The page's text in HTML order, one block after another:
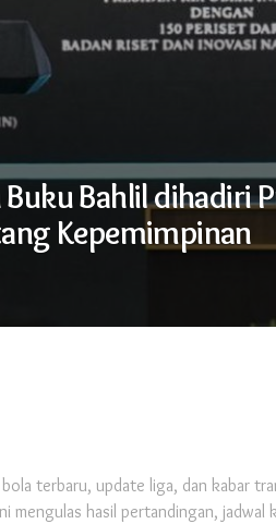
Bahlil dihadiri
Kepemimpinan
terbaru, update liga, dan kabar
mengulas hasil pertandingan,